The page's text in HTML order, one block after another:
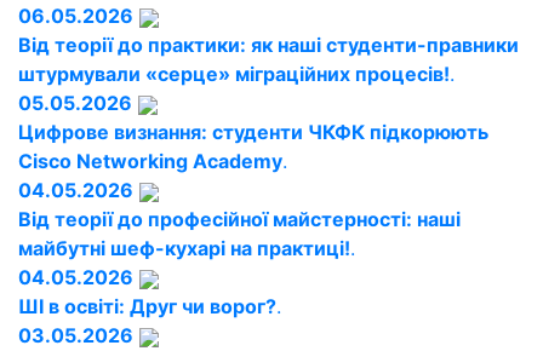
06.05.2026
Від теорії до практики: як наші студенти-правники
штурмували «серце» міграційних процесів!.
05.05.2026
Цифрове визнання: студенти ЧКФК підкорюють
Cisco Networking Academy.
04.05.2026
Від теорії до професійної майстерності: наші
майбутні шеф-кухарі на практиці!.
04.05.2026
ШІ в освіті: Друг чи ворог?.
03.05.2026